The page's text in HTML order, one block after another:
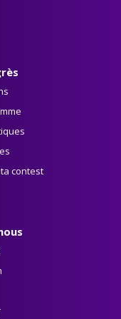
contest